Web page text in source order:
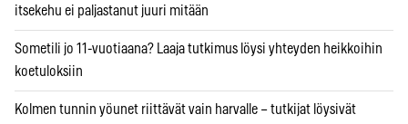
itsekehu ei paljastanut juuri mitään
Sometili jo 11-vuotiaana? Laaja tutkimus löysi yhteyden heikkoihin
koetuloksiin
Kolmen tunnin yöunet riittävät vain harvalle – tutkijat löysivät